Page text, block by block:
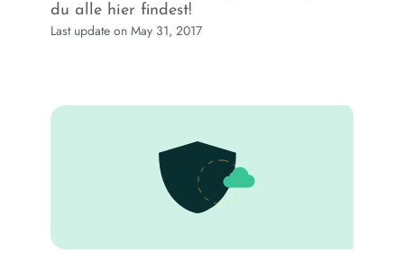
du alle hier findest!
Last update on May 31, 2017